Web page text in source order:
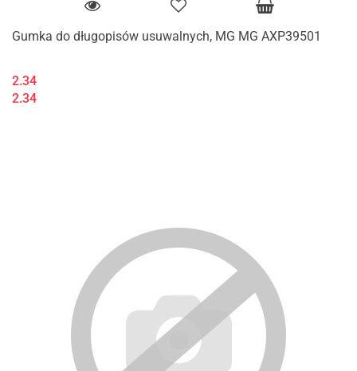
Gumka do długopisów usuwalnych, MG MG AXP39501
2.34
2.34